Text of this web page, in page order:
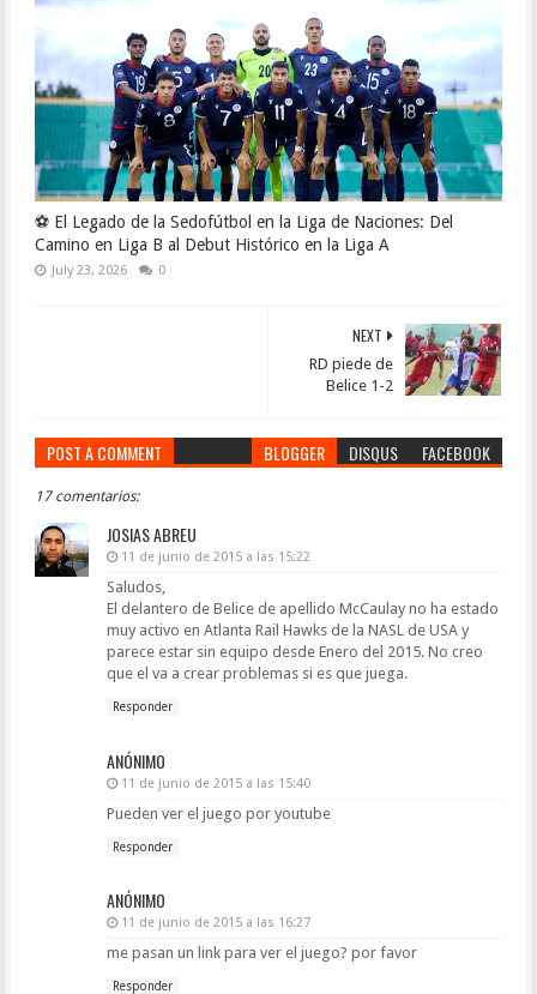
⚽ El Legado de la Sedofútbol en la Liga de Naciones: Del
Camino en Liga B al Debut Histórico en la Liga A
July 23, 2026 0
NEXT
RD piede de
Belice 1-2
POST A COMMENT BLOGGER DISQUS FACEBOOK
17 comentarios:
JOSIAS ABREU
11 de junio de 2015 a las 15:22
Saludos,
El delantero de Belice de apellido McCaulay no ha estado
muy activo en Atlanta Rail Hawks de la NASL de USA y
parece estar sin equipo desde Enero del 2015. No creo
que el va a crear problemas si es que juega.
Responder
ANÓNIMO
11 de junio de 2015 a las 15:40
Pueden ver el juego por youtube
Responder
ANÓNIMO
11 de junio de 2015 a las 16:27
me pasan un link para ver el juego? por favor
Responder